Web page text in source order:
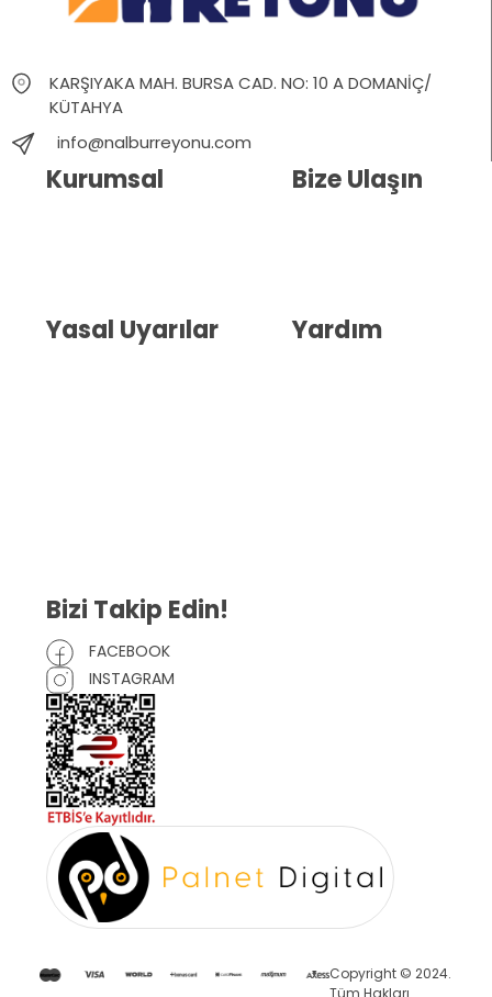
KARŞIYAKA MAH. BURSA CAD. NO: 10 A DOMANİÇ/
KÜTAHYA
info@nalburreyonu.com
Kurumsal
Yasal Uyarılar
Bize Ulaşın
Yardım
Bizi Takip Edin!
FACEBOOK
INSTAGRAM
Copyright © 2024.